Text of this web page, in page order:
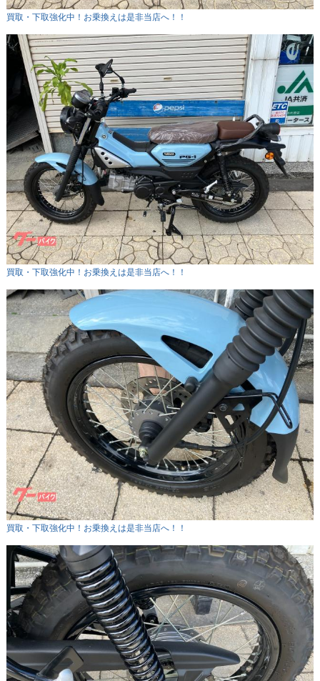
買取・下取強化中！お乗換えは是非当店へ！！
買取・下取強化中！お乗換えは是非当店へ！！
買取・下取強化中！お乗換えは是非当店へ！！